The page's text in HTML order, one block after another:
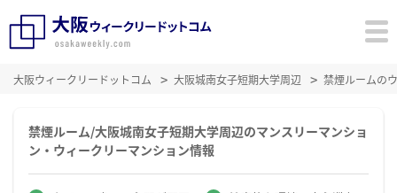
大阪ウィークリードットコム 大阪城南女子短期大学周辺 禁煙ルームの
禁煙ルーム/大阪城南女子短期大学周辺のマンスリーマンショ
ン・ウィークリーマンション情報